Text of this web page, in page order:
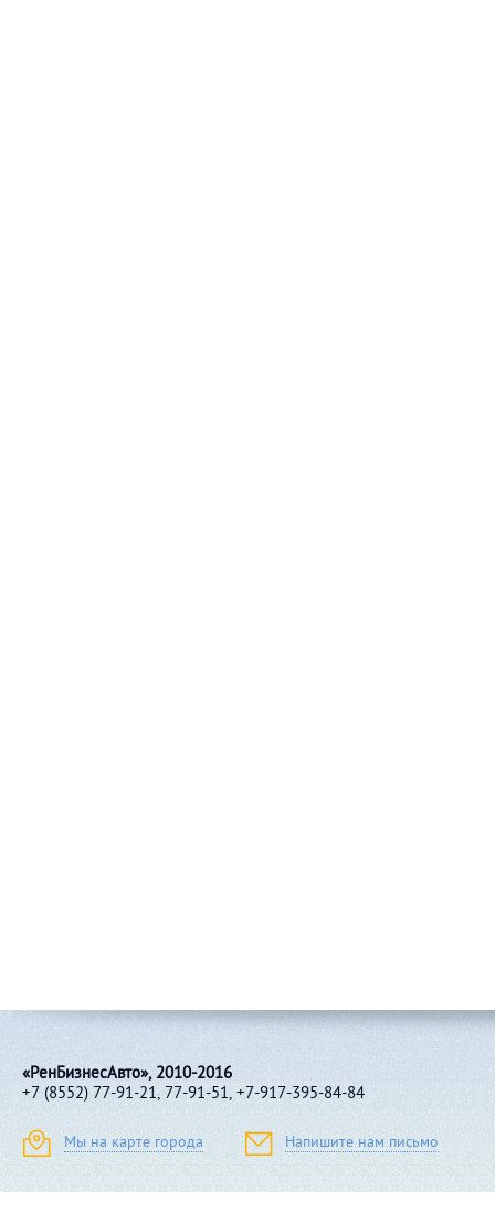
«РенБизнесАвто», 2010-2016
+7 (8552) 77-91-21, 77-91-51, +7-917-395-84-84
Мы на карте города Напишите нам письмо